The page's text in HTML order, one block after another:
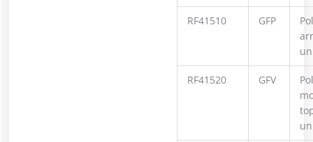
RF41510 GFP
RF41520 GFV